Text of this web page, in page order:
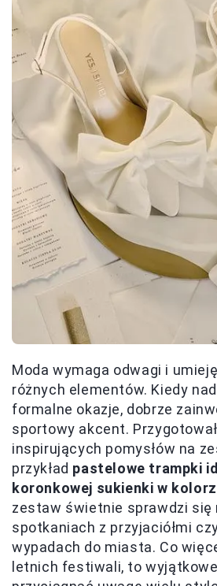
Moda wymaga odwagi i
różnych elementów. Kiedy
formalne okazje, dobrze
sportowy akcent.
inspirujących pomysłów na
przykład pastelowe trampki
koronkowej sukienki w
zestaw świetnie sprawdzi się
spotkaniach z przyjaciółmi
wypadach do miasta. Co
letnich festiwali, to